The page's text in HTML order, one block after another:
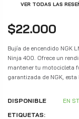
VER TODAS LAS
$22.000
Bujía de encendido NGK
Ninja 400. Ofrece un
mantener tu motocicleta
garantizada de NGK, esta
DISPONIBLE EN
ETIQUETAS: